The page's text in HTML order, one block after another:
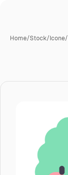
Home/Stock/Icone/